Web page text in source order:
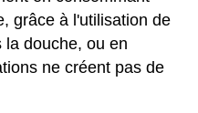
grâce à l'utilisation de
la douche, ou en
ne créent pas de